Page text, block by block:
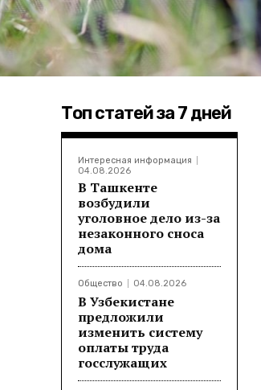
Топ статей за 7 дней
Интересная информация
04.08.2026
В Ташкенте
возбудили
уголовное дело из-за
незаконного сноса
дома
Общество 04.08.2026
В Узбекистане
предложили
изменить систему
оплаты труда
госслужащих